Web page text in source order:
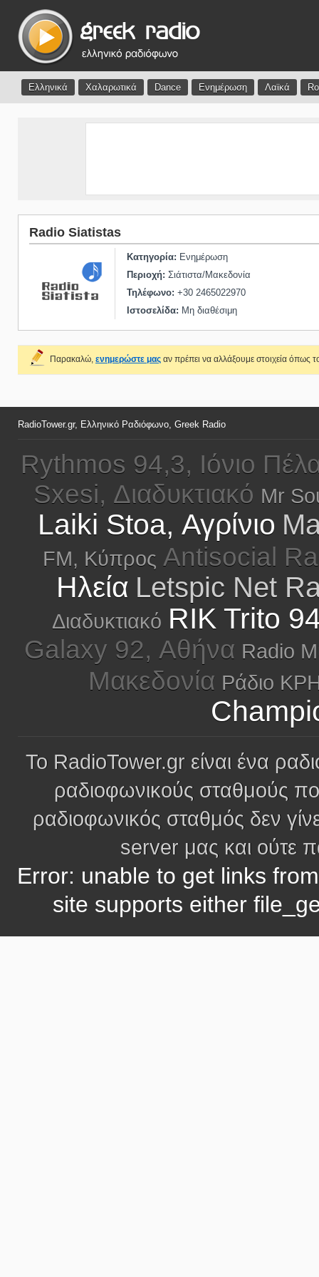
Ελληνικά Χαλαρωτικά Dance Ενημέρωση Λαϊκά
Radio Siatistas
Κατηγορία: Ενημέρωση
Περιοχή: Σιάτιστα/Μακεδονία
Τηλέφωνο: +30 2465022970
Ιστοσελίδα: Μη διαθέσιμη
Παρακαλώ, ενημερώστε μας αν πρέπει να αλλάξουμε στοιχεία όπως
RadioTower.gr, Ελληνικό Ραδιόφωνο, Greek Radio
Rythmos 94,3, Ιόνιο
Sxesi, Διαδυκτιακό Mr
Laiki Stoa, Αγρίνιο
FM, Κύπρος Antisocial
Ηλεία Letspic Net
Διαδυκτιακό RIK Trito
Galaxy 92, Αθήνα Radio
Μακεδονία Ράδιο
Το RadioTower.gr είναι ένα
ραδιοφωνικούς σταθμούς
ραδιοφωνικός σταθμός δεν
server μας και ούτε
Error: unable to get links
site supports either